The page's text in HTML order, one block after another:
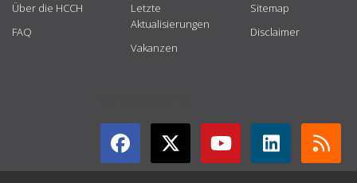
Über die HCCH
FAQ
Letzte
Aktualisierungen
Vakanzen
Sitemap
Disclaimer